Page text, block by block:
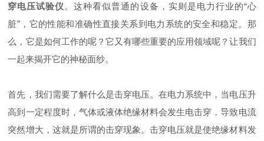
穿电压试验仪 。这种看似普通的设备，实则是电力行业的“心
脏”，它的性能和准确性直接关系到电力系统的安全和稳定。那
么，它是如何工作的呢？它又有哪些重要的应用领域呢？让我们
一起来揭开它的神秘面纱。
首先，我们需要了解什么是击穿电压。在电力系统中，当电压升
高到一定程度时，气体或液体绝缘材料会发生电击穿，导致电流
突然增大，这就是所谓的击穿现象。击穿电压就是使绝缘材料发